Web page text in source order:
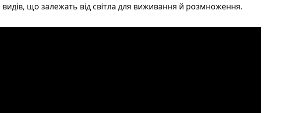
що залежать від світла для виживання й розмноження.